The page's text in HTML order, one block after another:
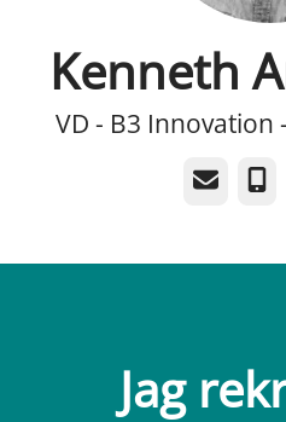
Kenneth
VD - B3 Innovation
E-post
Jag